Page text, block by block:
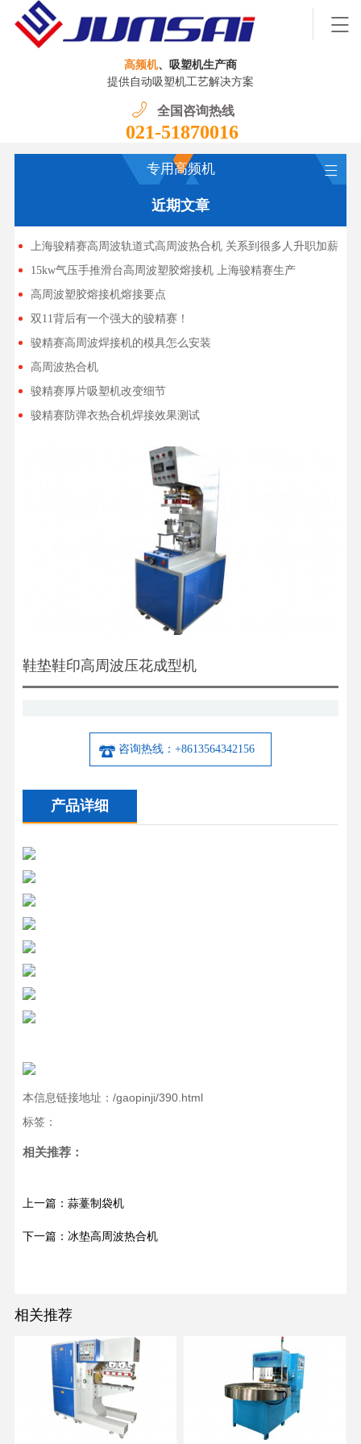
高频机、吸塑机生产商
提供自动吸塑机工艺解决方案
全国咨询热线
021-51870016
专用高频机
近期文章
上海骏精赛高周波轨道式高周波热合机 关系到很多人升职加薪
15kw气压手推滑台高周波塑胶熔接机 上海骏精赛生产
高周波塑胶熔接机熔接要点
双11背后有一个强大的骏精赛！
骏精赛高周波焊接机的模具怎么安装
高周波热合机
骏精赛厚片吸塑机改变细节
骏精赛防弹衣热合机焊接效果测试
鞋垫鞋印高周波压花成型机
咨询热线：+8613564342156
产品详细
本信息链接地址：/gaopinji/390.html
标签：
相关推荐：
上一篇：蒜薹制袋机
下一篇：冰垫高周波热合机
相关推荐